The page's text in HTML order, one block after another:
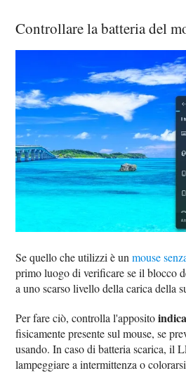
Controllare la batteria del
Se quello che utilizzi è unmouse
primo luogo di verificare se il blocco
a uno scarso livello della carica della
Per fare ciò, controlla l'apposito
fisicamente presente sul mouse, se
usando. In caso di batteria scarica, il
lampeggiare a intermittenza o